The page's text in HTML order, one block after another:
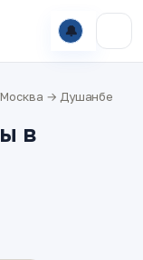
🔔
Москва → Душанбе
в